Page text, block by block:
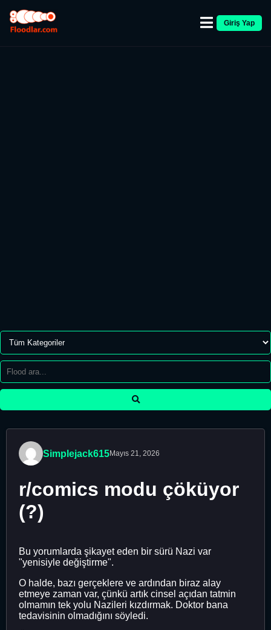
Giriş Yap
Simplejack615Mayıs 21, 2026
r/comics modu çöküyor
(?)
Bu yorumlarda şikayet eden bir sürü Nazi var
"yenisiyle değiştirme".
O halde, bazı gerçeklere ve ardından biraz alay
etmeye zaman var, çünkü artık cinsel açıdan tatmin
olmamın tek yolu Nazileri kızdırmak. Doktor bana
tedavisinin olmadığını söyledi.